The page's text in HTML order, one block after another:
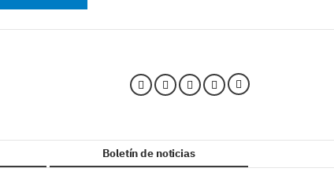
Boletín de noticias